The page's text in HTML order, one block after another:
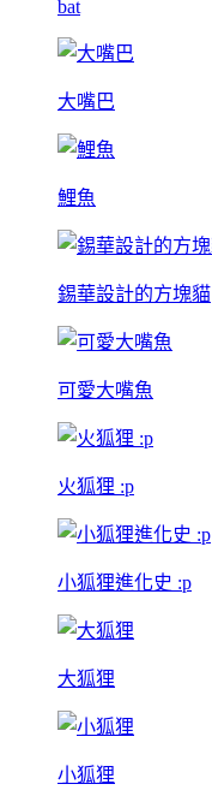
bat
大嘴巴
鯉魚
錫華設計的方塊貓
可愛大嘴魚
火狐狸 :p
小狐狸進化史 :p
大狐狸
小狐狸